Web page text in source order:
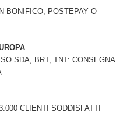
BONIFICO, POSTEPAY O
SDA, BRT, TNT: CONSEGNA
CLIENTI SODDISFATTI